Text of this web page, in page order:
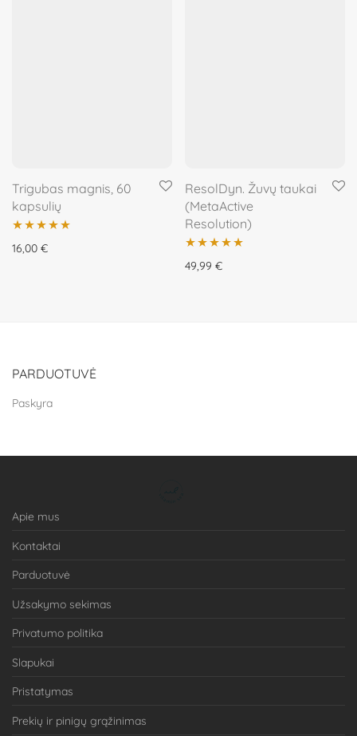
Trigubas magnis, 60
kapsulių
Įvertinimas:
16,00 €
ResolDyn. Žuvų taukai
(MetaActive
Resolution)
Įvertinimas:
49,99 €
PARDUOTUVĖ
Paskyra
Apie mus
Kontaktai
Parduotuvė
Užsakymo sekimas
Privatumo politika
Slapukai
Pristatymas
Prekių ir pinigų grąžinimas